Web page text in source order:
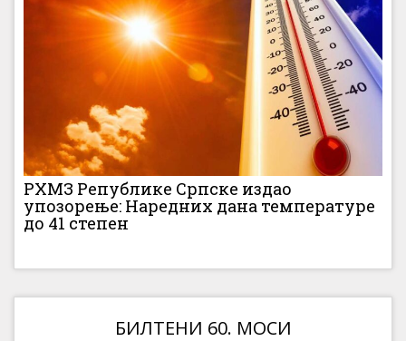
РХМЗ Републике Српске издао
упозорење: Наредних дана температуре
до 41 степен
БИЛТЕНИ 60. МОСИ